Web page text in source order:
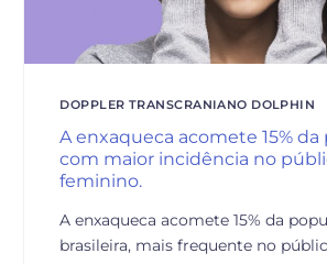
DOPPLER TRANSCRANIANO DOLPHIN
A enxaqueca acomete 15% da
com maior incidência no
feminino.
A enxaqueca acomete 15% da
brasileira, mais frequente no